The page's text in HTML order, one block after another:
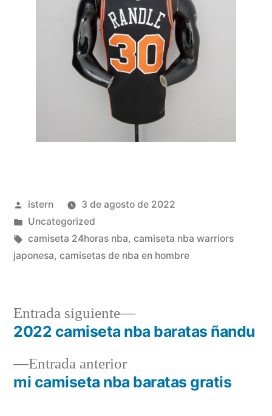
Publicado
por
istern
3 de agosto de 2022
Publicado
en
Uncategorized
Etiquetas:
camiseta 24horas nba, camiseta nba warriors
japonesa, camisetas de nba en hombre
Navegación
deEntrada anteriorEntrada
anterior:
mi camiseta nba baratas gratis
Entrada siguiente
Entrada
siguiente:
2022 camiseta nba baratas ñandu